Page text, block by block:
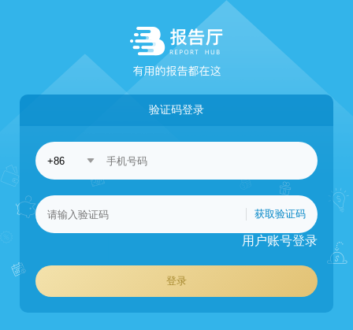
验证码登录
获取验证码
用户账号登录
登录